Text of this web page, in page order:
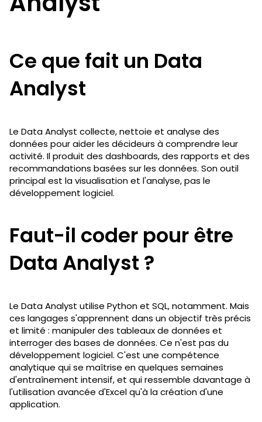
Ce que fait un Data
Analyst
Le Data Analyst collecte, nettoie et analyse des
données pour aider les décideurs à comprendre leur
activité. Il produit des dashboards, des rapports et des
recommandations basées sur les données. Son outil
principal est la visualisation et l'analyse, pas le
développement logiciel.
Faut-il coder pour être
Data Analyst ?
Le Data Analyst utilise Python et SQL, notamment. Mais
ces langages s'apprennent dans un objectif très précis
et limité : manipuler des tableaux de données et
interroger des bases de données. Ce n'est pas du
développement logiciel. C'est une compétence
analytique qui se maîtrise en quelques semaines
d'entraînement intensif, et qui ressemble davantage à
l'utilisation avancée d'Excel qu'à la création d'une
application.